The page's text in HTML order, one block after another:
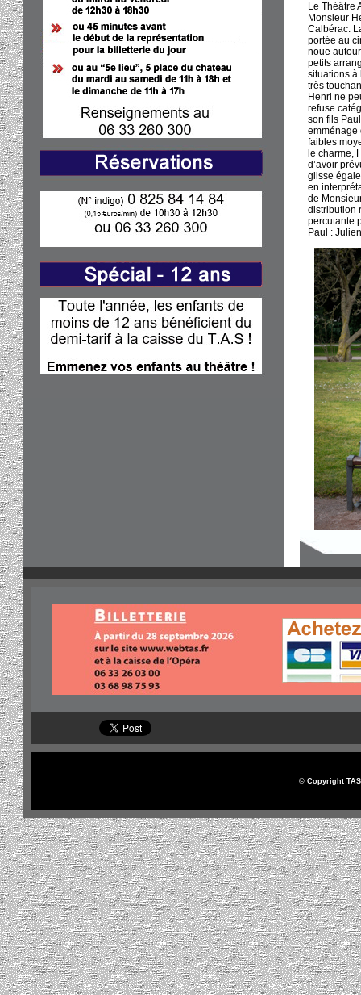
Le Théâtre
Monsieur
Calbérac.
portée au
noue
petits
situations à
très
Henri ne
refuse
son fils
emménage
faibles
le charme,
d’avoir
glisse
en
de
distribution
percutante
Paul :
© Copyright